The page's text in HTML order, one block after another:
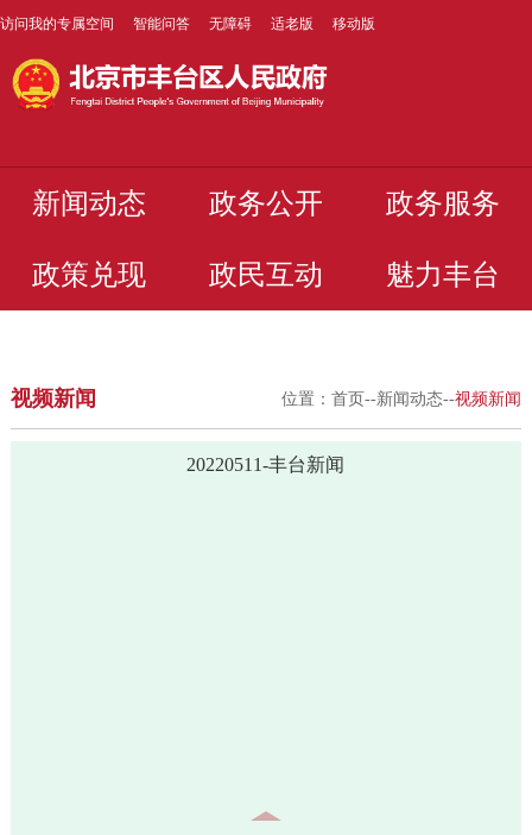
访问我的专属空间 智能问答 无障碍 适老版 移动版
新闻动态 政务公开 政务服务
政策兑现 政民互动 魅力丰台
视频新闻 位置：首页--新闻动态--视频新闻
20220511-丰台新闻